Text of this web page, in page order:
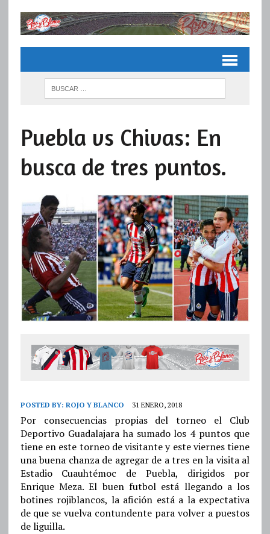
Puebla vs Chivas: En
busca de tres puntos.
POSTED BY: ROJO Y BLANCO 31 ENERO, 2018
Por consecuencias propias del torneo el Club
Deportivo Guadalajara ha sumado los 4 puntos que
tiene en este torneo de visitante y este viernes tiene
una buena chanza de agregar de a tres en la visita al
Estadio Cuauhtémoc de Puebla, dirigidos por
Enrique Meza. El buen futbol está llegando a los
botines rojiblancos, la afición está a la expectativa
de que se vuelva contundente para volver a puestos
de liguilla.